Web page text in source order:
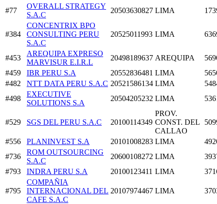
#77
OVERALL STRATEGY
S.A.C
20503630827 LIMA
#384
CONCENTRIX BPO
CONSULTING PERU
S.A.C
20525011993 LIMA
#453
AREQUIPA EXPRESO
MARVISUR E.I.R.L
20498189637 AREQUIPA
#459
IBR PERU S.A 20552836481 LIMA
#482
NTT DATA PERU S.A.C 20521586134 LIMA
#498
EXECUTIVE
SOLUTIONS S.A
20504205232 LIMA
#529 SGS DEL PERU S.A.C 20100114349
PROV.
CONST. DEL
CALLAO
#556 PLANINVEST S.A 20101008283 LIMA
#736
ROM OUTSOURCING
S.A.C
20600108272 LIMA
#793
INDRA PERU S.A 20100123411 LIMA
#795
COMPAÑIA
INTERNACIONAL DEL
CAFE S.A.C
20107974467 LIMA